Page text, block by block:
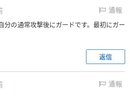
通報
分の通常攻撃後にガードです。最初にガー
返信
通報